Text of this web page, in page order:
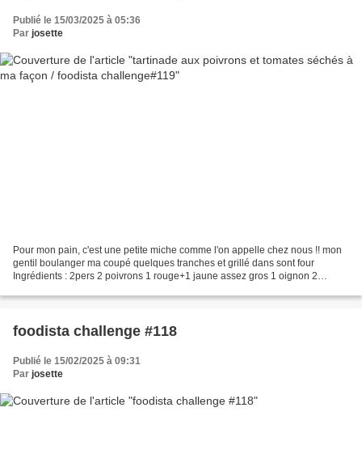
Publié le 15/03/2025 à 05:36
Par josette
Pour mon pain, c'est une petite miche comme l'on appelle chez nous !! mon
gentil boulanger ma coupé quelques tranches et grillé dans sont four
Ingrédients : 2pers 2 poivrons 1 rouge+1 jaune assez gros 1 oignon 2
foodista challenge #118
Publié le 15/02/2025 à 09:31
Par josette